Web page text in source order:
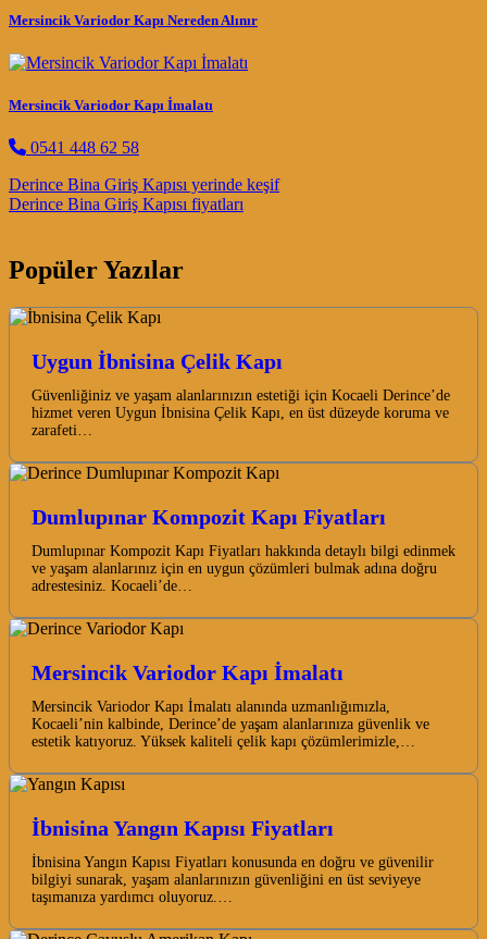
Mersincik Variodor Kapı Nereden Alınır
Mersincik Variodor Kapı İmalatı
0541 448 62 58
Post navigation
Derince Bina Giriş Kapısı yerinde keşif
Derince Bina Giriş Kapısı fiyatları
Popüler Yazılar
Uygun İbnisina Çelik Kapı
Güvenliğiniz ve yaşam alanlarınızın estetiği için Kocaeli Derince’de
hizmet veren Uygun İbnisina Çelik Kapı, en üst düzeyde koruma ve
zarafeti…
Dumlupınar Kompozit Kapı Fiyatları
Dumlupınar Kompozit Kapı Fiyatları hakkında detaylı bilgi edinmek
ve yaşam alanlarınız için en uygun çözümleri bulmak adına doğru
adrestesiniz. Kocaeli’de…
Mersincik Variodor Kapı İmalatı
Mersincik Variodor Kapı İmalatı alanında uzmanlığımızla,
Kocaeli’nin kalbinde, Derince’de yaşam alanlarınıza güvenlik ve
estetik katıyoruz. Yüksek kaliteli çelik kapı çözümlerimizle,…
İbnisina Yangın Kapısı Fiyatları
İbnisina Yangın Kapısı Fiyatları konusunda en doğru ve güvenilir
bilgiyi sunarak, yaşam alanlarınızın güvenliğini en üst seviyeye
taşımanıza yardımcı oluyoruz.…